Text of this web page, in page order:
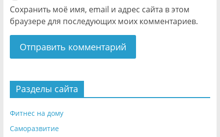
Сохранить моё имя, email и адрес сайта в этом
браузере для последующих моих комментариев.
Разделы сайта
Фитнес на дому
Саморазвитие